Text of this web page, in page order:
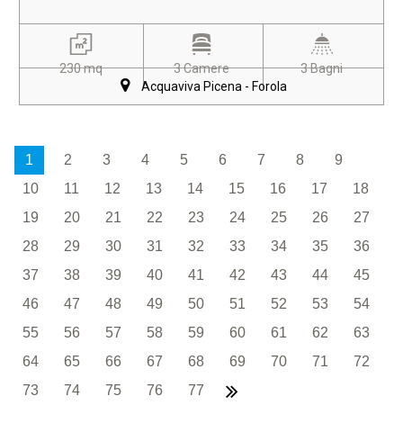
230 mq 3 Camere
3 Bagni
Acquaviva Picena - Forola
1 2 3 4 5 6 7 8
9
10
11 12 13 14 15 16 17
18
19
20 21 22 23 24 25 26
27
28
29 30 31 32 33 34 35
36
37
38 39 40 41 42 43 44
45
46
47 48 49 50 51 52 53
54
55
56 57 58 59 60 61 62
63
64
65 66 67 68 69 70 71
72
73
74 75 76 77